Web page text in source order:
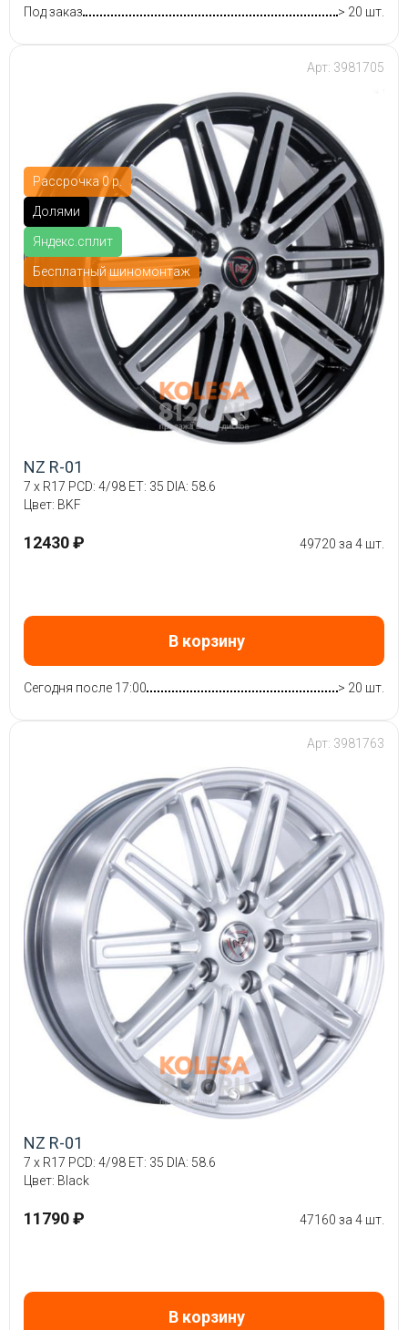
Под заказ > 20 шт.
Рассрочка 0 р.
Долями
Яндекс.сплит
Бесплатный шиномонтаж
Арт: 3981705
NZ R-01
7 x R17 PCD: 4/98 ET: 35 DIA: 58.6
Цвет: BKF
12430 ₽ 49720 за 4 шт.
В корзину
Сегодня после 17:00 > 20 шт.
Арт: 3981763
NZ R-01
7 x R17 PCD: 4/98 ET: 35 DIA: 58.6
Цвет: Black
11790 ₽ 47160 за 4 шт.
В корзину